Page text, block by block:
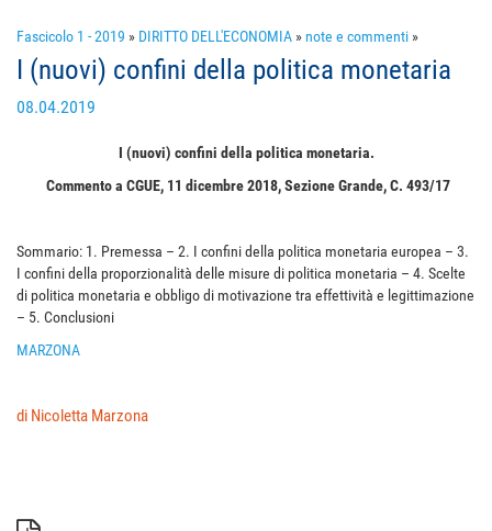
Fascicolo 1 - 2019 » DIRITTO DELL'ECONOMIA » note e commenti »
I (nuovi) confini della politica monetaria
08.04.2019
I (nuovi) confini della politica monetaria.
Commento a CGUE, 11 dicembre 2018, Sezione Grande, C. 493/17
Sommario: 1. Premessa – 2. I confini della politica monetaria europea – 3.
I confini della proporzionalità delle misure di politica monetaria – 4. Scelte
di politica monetaria e obbligo di motivazione tra effettività e legittimazione
– 5. Conclusioni
MARZONA
di Nicoletta Marzona